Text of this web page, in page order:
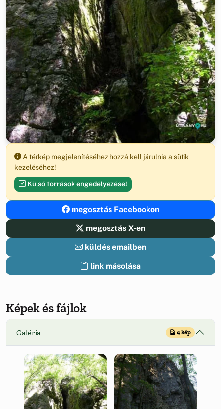
A térkép megjelenítéséhez hozzá kell járulnia a sütik
kezeléséhez!
Külső források engedélyezése!
megosztás Facebookon
megosztás X-en
küldés emailben
link másolása
Képek és fájlok
Galéria 4 kép